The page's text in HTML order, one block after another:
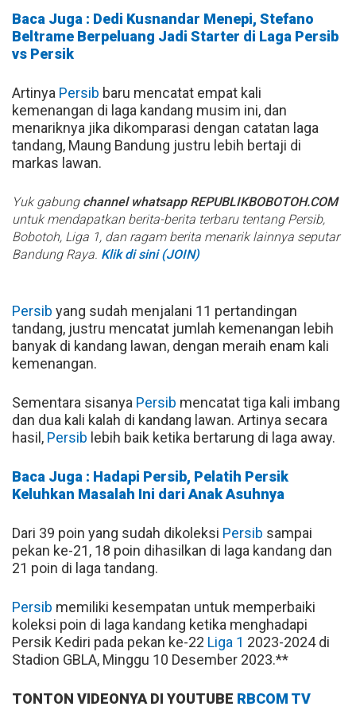
Baca Juga : Dedi Kusnandar Menepi, Stefano
Beltrame Berpeluang Jadi Starter di Laga Persib
vs Persik
Artinya Persib baru mencatat empat kali
kemenangan di laga kandang musim ini, dan
menariknya jika dikomparasi dengan catatan laga
tandang, Maung Bandung justru lebih bertaji di
markas lawan.
Yuk gabung channel whatsapp REPUBLIKBOBOTOH.COM
untuk mendapatkan berita-berita terbaru tentang Persib,
Bobotoh, Liga 1, dan ragam berita menarik lainnya seputar
Bandung Raya. Klik di sini (JOIN)
Persib yang sudah menjalani 11 pertandingan
tandang, justru mencatat jumlah kemenangan lebih
banyak di kandang lawan, dengan meraih enam kali
kemenangan.
Sementara sisanya Persib mencatat tiga kali imbang
dan dua kali kalah di kandang lawan. Artinya secara
hasil, Persib lebih baik ketika bertarung di laga away.
Baca Juga : Hadapi Persib, Pelatih Persik
Keluhkan Masalah Ini dari Anak Asuhnya
Dari 39 poin yang sudah dikoleksi Persib sampai
pekan ke-21, 18 poin dihasilkan di laga kandang dan
21 poin di laga tandang.
Persib memiliki kesempatan untuk memperbaiki
koleksi poin di laga kandang ketika menghadapi
Persik Kediri pada pekan ke-22 Liga 1 2023-2024 di
Stadion GBLA, Minggu 10 Desember 2023.**
TONTON VIDEONYA DI YOUTUBE RBCOM TV